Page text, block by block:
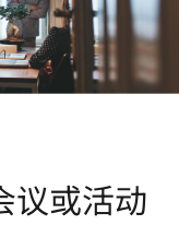
议或活动